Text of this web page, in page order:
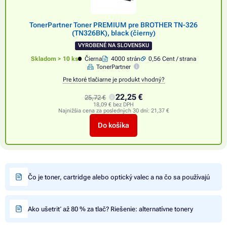
TonerPartner Toner PREMIUM pre BROTHER TN-326
(TN326BK), black (čierny)
VYROBENÉ NA SLOVENSKU
Skladom > 10 ks Čierna 4000 strán
0,56 Cent / strana
TonerPartner
Pre ktoré tlačiarne je produkt vhodný?
25,72 € 22,25 €
18,09 € bez DPH
Najnižšia cena za posledných 30 dní: 21,37 €
Do košíka
Čo je toner, cartridge alebo optický valec a na čo sa používajú
Ako ušetriť až 80 % za tlač? Riešenie: alternatívne tonery